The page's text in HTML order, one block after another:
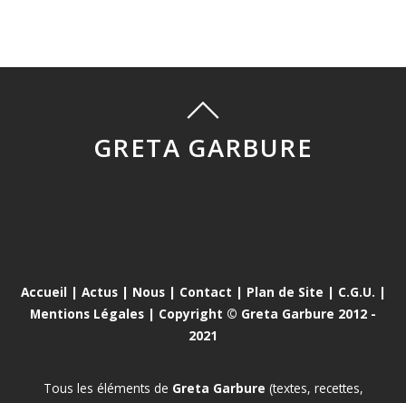
GRETA GARBURE
Accueil | Actus| Nous| Contact | Plan de Site | C.G.U. |
Mentions Légales | Copyright © Greta Garbure 2012 -
2021
Tous les éléments de Greta Garbure (textes, recettes,